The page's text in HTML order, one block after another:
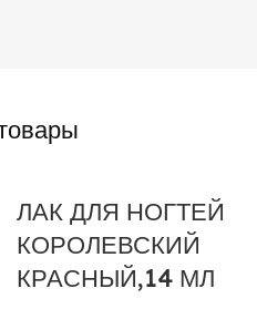
ЛАК ДЛЯ НОГТЕЙ
КОРОЛЕВСКИЙ
КРАСНЫЙ,14 МЛ